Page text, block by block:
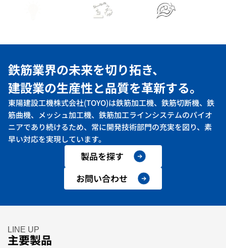
鉄筋業界の未来を切り拓き、
建設業の生産性と品質を革新する。
東陽建設工機株式会社(TOYO)は鉄筋加工機、鉄筋切断機、鉄
筋曲機、 メッシュ加工機、鉄筋加工ラインシステムのパイオ
ニアであり続けるため、 常に開発技術部門の充実を図り、素
早い対応を実現しています。
製品を探す
お問い合わせ
LINE UP
主要製品